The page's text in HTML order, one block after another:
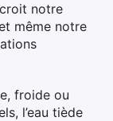
notre
même notre
froide ou
l’eau tiède